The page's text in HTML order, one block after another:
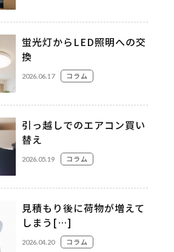
蛍光灯からLED照明への交
換
2026.06.17 コラム
引っ越しでのエアコン買い
替え
2026.05.19 コラム
見積もり後に荷物が増えて
しまう[…]
2026.04.20 コラム